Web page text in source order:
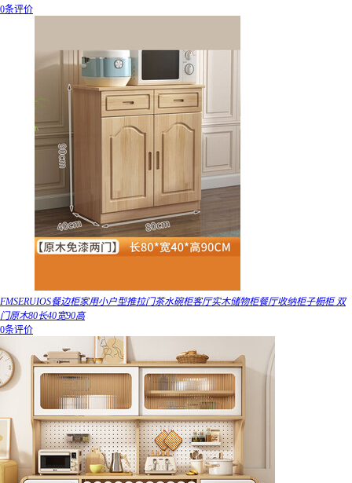
0条评价
FMSERUIOS餐边柜家用小户型推拉门茶水碗柜客厅实木储物柜餐厅收纳柜子橱柜 双
门原木80长40宽90高
0条评价